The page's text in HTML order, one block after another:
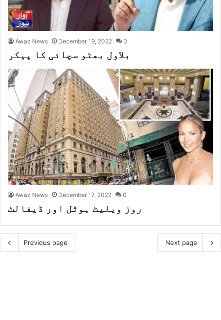
Awaz News December 19, 2022 0
بلاول بھٹو سچائی کا پیکر
Awaz News December 17, 2022 0
روز ویلیٹ ہوٹل اور ڈیفالٹ
Previous page Next page